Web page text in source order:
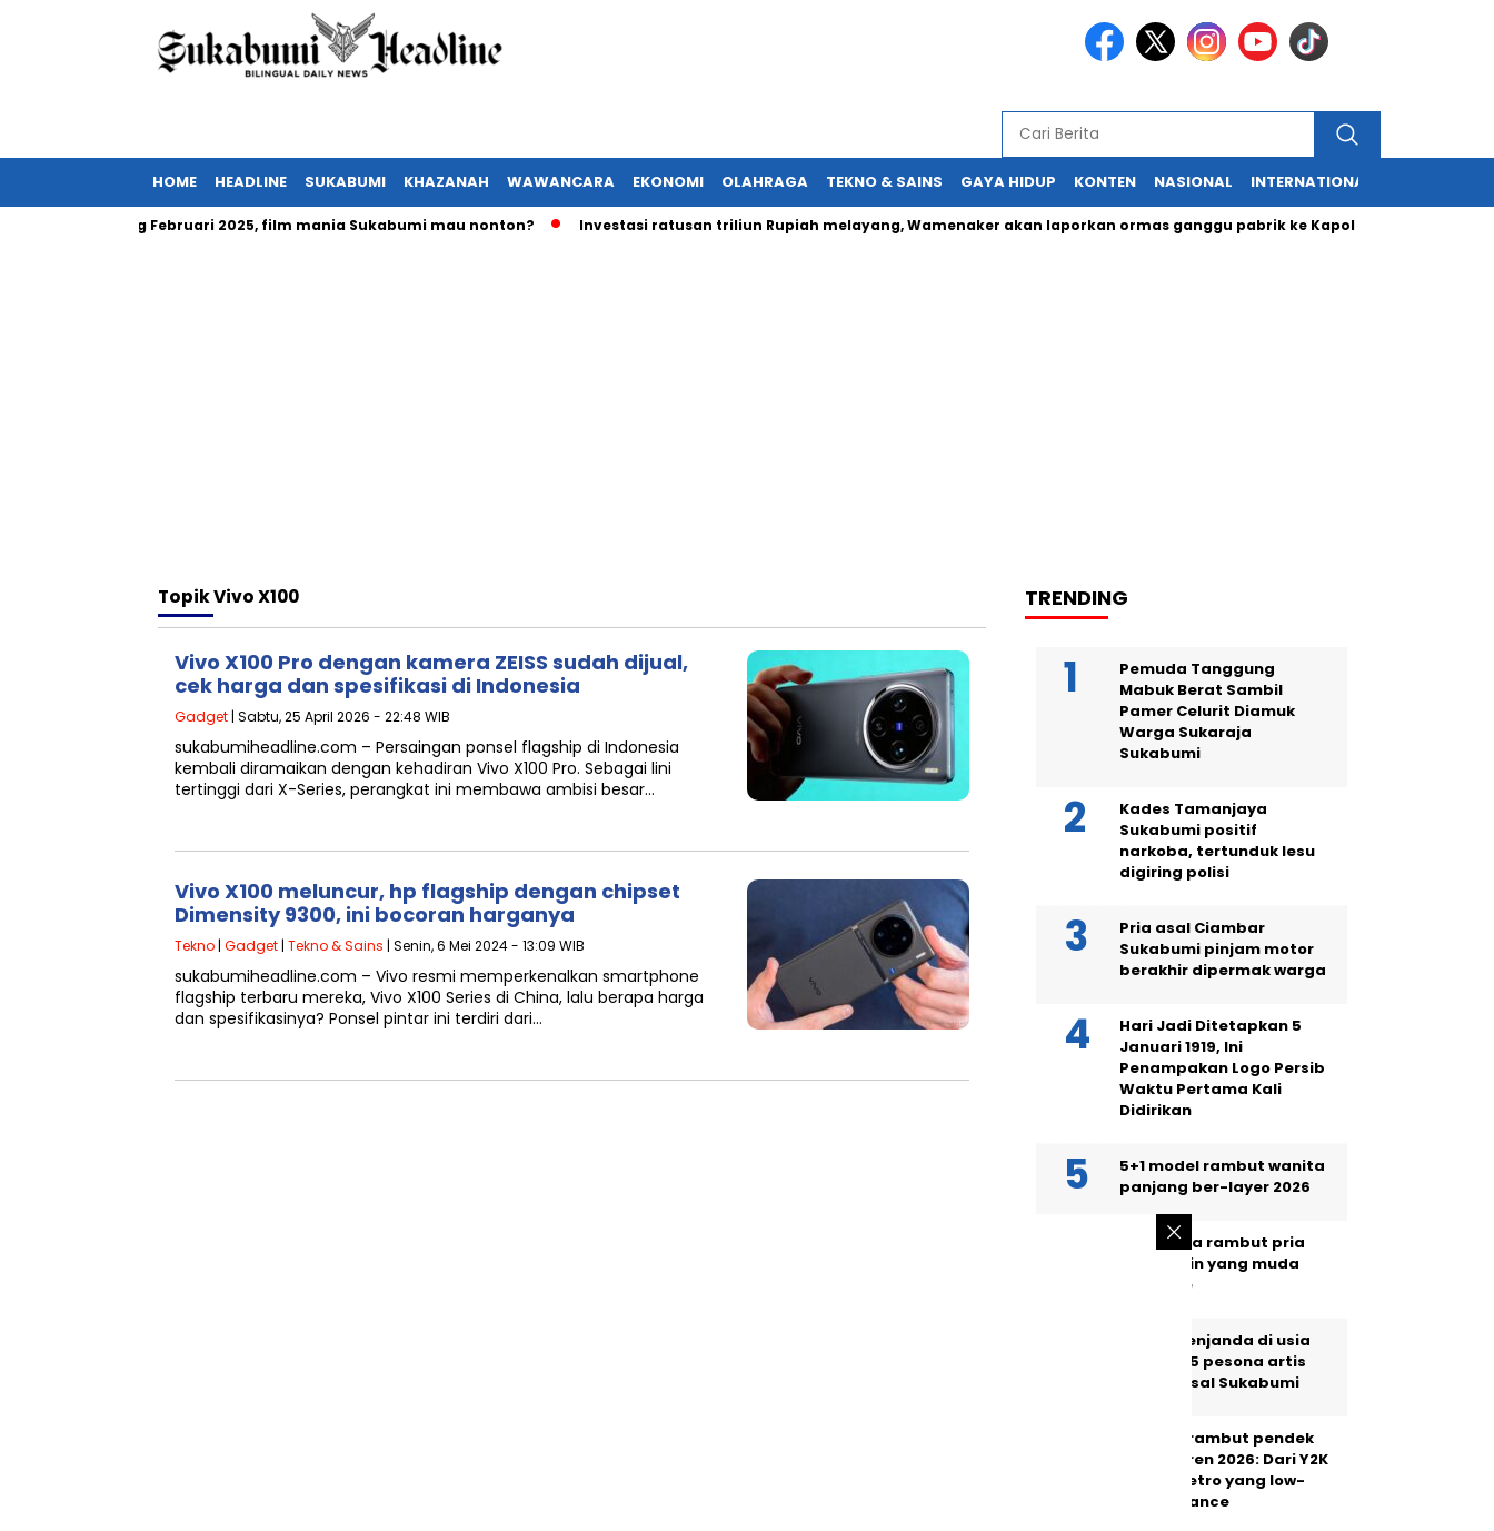
HOME HEADLINE SUKABUMI KHAZANAH WAWANCARA EKONOMI OLAHRAGA TEKNO & SAINS GAYA HIDUP KONTEN NASIONAL INTERNATIONAL
tayang Februari 2025, film mania Sukabumi mau nonton? Investasi ratusan triliun Rupiah melayang, Wamenaker akan laporkan ormas ganggu pabrik ke Kapolri
TopikVivo X100
Vivo X100 Pro dengan kamera ZEISS sudah dijual,
cek harga dan spesifikasi di Indonesia
Gadget | Sabtu, 25 April 2026 - 22:48 WIB
sukabumiheadline.com – Persaingan ponsel flagship di Indonesia
kembali diramaikan dengan kehadiran Vivo X100 Pro. Sebagai lini
tertinggi dari X-Series, perangkat ini membawa ambisi besar…
Vivo X100 meluncur, hp flagship dengan chipset
Dimensity 9300, ini bocoran harganya
Tekno | Gadget | Tekno & Sains | Senin, 6 Mei 2024 - 13:09 WIB
sukabumiheadline.com – Vivo resmi memperkenalkan smartphone
flagship terbaru mereka, Vivo X100 Series di China, lalu berapa harga
dan spesifikasinya? Ponsel pintar ini terdiri dari…
TRENDING
Pemuda Tanggung
Mabuk Berat Sambil
Pamer Celurit Diamuk
Warga Sukaraja
Sukabumi
Kades Tamanjaya
Sukabumi positif
narkoba, tertunduk lesu
digiring polisi
Pria asal Ciambar
Sukabumi pinjam motor
berakhir dipermak warga
Hari Jadi Ditetapkan 5
Januari 1919, Ini
Penampakan Logo Persib
Waktu Pertama Kali
Didirikan
5+1 model rambut wanita
panjang ber-layer 2026
Ini 10 gaya rambut pria
2026, bikin yang muda
jadi kece
Masih menjanda di usia
40, intip 5 pesona artis
wanita asal Sukabumi
5 model rambut pendek
wanita tren 2026: Dari Y2K
hingga retro yang low-
maintenance